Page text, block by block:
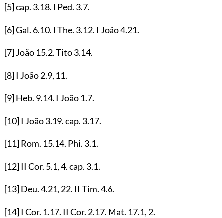
[5]cap. 3.18. I Ped. 3.7.
[6]Gal. 6.10. I The. 3.12. I João4.21.
[7]João 15.2. Tito3.14.
[8]I João2.9, 11.
[9]Heb. 9.14. I João 1.7.
[10]I João3.19. cap. 3.17.
[11]Rom. 15.14. Phi. 3.1.
[12]II Cor. 5.1,4. cap. 3.1.
[13]Deu.4.21, 22. II Tim.4.6.
[14]I Cor. 1.17. II Cor. 2.17. Mat. 17.1, 2.